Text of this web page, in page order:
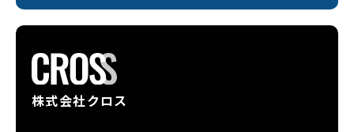
株式会社クロス